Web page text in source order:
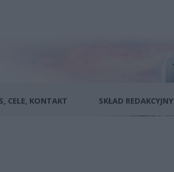
CELE, KONTAKT SKŁAD REDAKCYJNY